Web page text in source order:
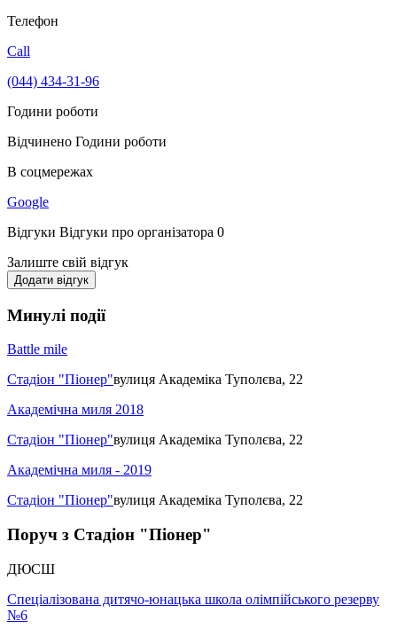
Телефон
Call
(044) 434-31-96
Години роботи
Відчинено Години роботи
В соцмережах
Google
Відгуки Відгуки про організатора 0
Залиште свій відгук
Додати відгук
Минулі події
Battle mile
Стадіон "Піонер"вулиця Академіка Туполєва, 22
Академічна миля 2018
Стадіон "Піонер"вулиця Академіка Туполєва, 22
Академічна миля - 2019
Стадіон "Піонер"вулиця Академіка Туполєва, 22
Поруч з Стадіон "Піонер"
ДЮСШ
Cпеціалізована дитячо-юнацька школа олімпійського резерву
№6